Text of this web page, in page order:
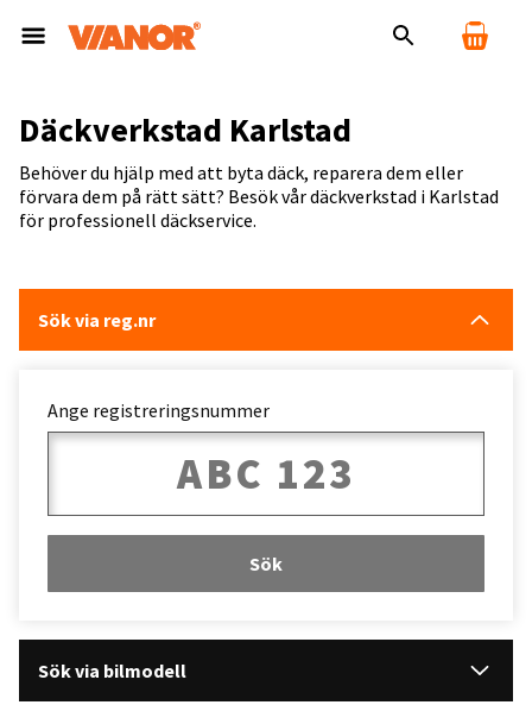
Däckverkstad Karlstad
Behöver du hjälp med att byta däck, reparera dem eller
förvara dem på rätt sätt? Besök vår däckverkstad i Karlstad
för professionell däckservice.
Sök via reg.nr
Ange registreringsnummer
Sök
Sök via bilmodell